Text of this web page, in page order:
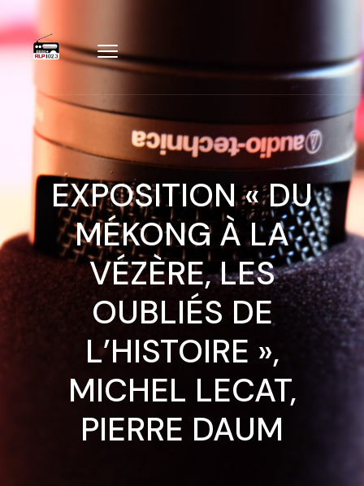
EXPOSITION « DU
MÉKONG À LA
VÉZÈRE, LES
OUBLIÉS DE
L’HISTOIRE »,
MICHEL LECAT,
PIERRE DAUM